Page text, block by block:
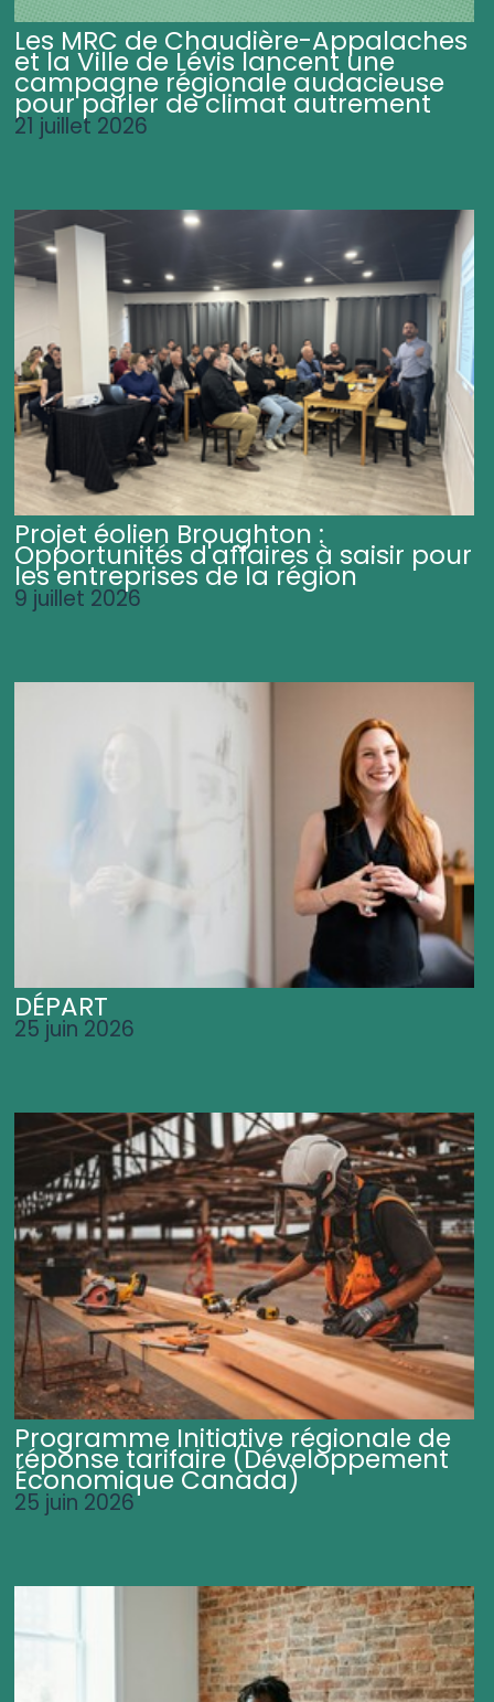
Les MRC de Chaudière-Appalaches
et la Ville de Lévis lancent une
campagne régionale audacieuse
pour parler de climat autrement
21 juillet 2026
Projet éolien Broughton :
Opportunités d'affaires à saisir pour
les entreprises de la région
9 juillet 2026
DÉPART
25 juin 2026
Programme Initiative régionale de
réponse tarifaire (Développement
Économique Canada)
25 juin 2026